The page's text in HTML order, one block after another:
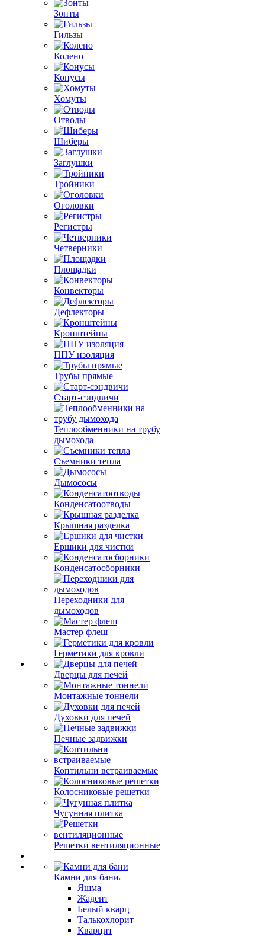
Зонты
Гильзы
Колено
Конусы
Хомуты
Отводы
Шиберы
Заглушки
Тройники
Оголовки
Регистры
Четверники
Площадки
Конвекторы
Дефлекторы
Кронштейны
ППУ изоляция
Трубы прямые
Старт-сэндвичи
Теплообменники на трубу
дымохода
Съемники тепла
Дымососы
Конденсатоотводы
Крышная разделка
Ершики для чистки
Конденсатосборники
Переходники для
дымоходов
Мастер флеш
Герметики для кровли
Дверцы для печей
Монтажные тоннели
Духовки для печей
Печные задвижки
Коптильни встраиваемые
Колосниковые решетки
Чугунная плитка
Решетки вентиляционные
Камни для бани
Яшма
Жадеит
Белый кварц
Талькохлорит
Кварцит